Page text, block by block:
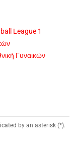
League 1
Γυναικών
by an asterisk (*).